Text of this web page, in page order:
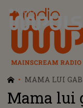
Radio Impuls
MAMA LUI
Mama lui